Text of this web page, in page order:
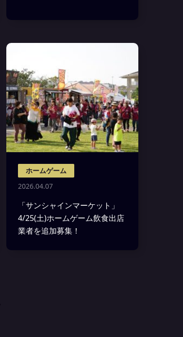
ホームゲーム
2026.04.07
「サンシャインマーケット」
4/25(土)ホームゲーム飲食出店
業者を追加募集！